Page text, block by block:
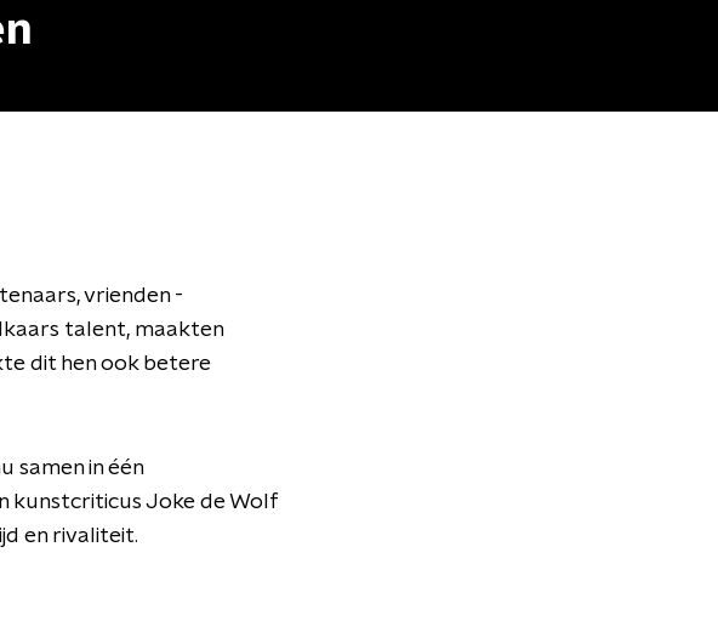
vrienden -
talent, maakten
dit hen ook betere
samen in één
kunstcriticus Joke de Wolf
en rivaliteit.